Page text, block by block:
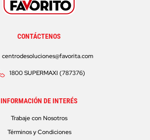
CONTÁCTENOS
centrodesoluciones@favorita.com
1800 SUPERMAXI (787376)
INFORMACIÓN DE INTERÉS
Trabaje con Nosotros
Términos y Condiciones